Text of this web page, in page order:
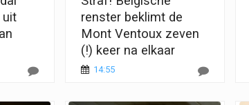
uit
renster beklimt de
Mont Ventoux zeven
(!) keer na elkaar
14:55